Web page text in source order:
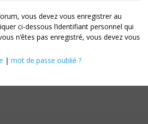
vous devez vous enregistrer au
ci-dessous l’identifiant personnel qui
n’êtes pas enregistré, vous devez vous
| mot de passe oublié ?